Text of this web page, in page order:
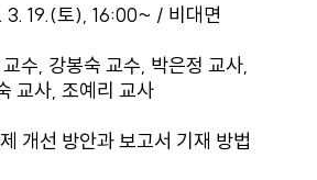
3. 19.(토), 16:00~ / 비대면
수, 강봉숙 교수, 박은정 교사,
교사, 조예리 교사
개선 방안과 보고서 기재 방법